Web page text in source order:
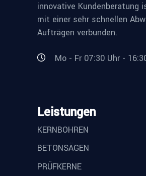
innovative Kundenberatung
mit einer sehr schnellen
Aufträgen verbunden.
Mo - Fr 07:30 Uhr -
Leistungen
KERNBOHREN
BETONSÄGEN
PRÜFKERNE